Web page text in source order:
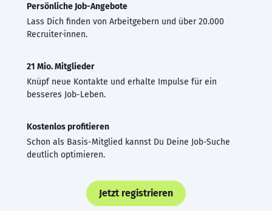
Persönliche Job-Angebote
Lass Dich finden von Arbeitgebern und über 20.000
Recruiter·innen.
21 Mio. Mitglieder
Knüpf neue Kontakte und erhalte Impulse für ein
besseres Job-Leben.
Kostenlos profitieren
Schon als Basis-Mitglied kannst Du Deine Job-Suche
deutlich optimieren.
Jetzt registrieren